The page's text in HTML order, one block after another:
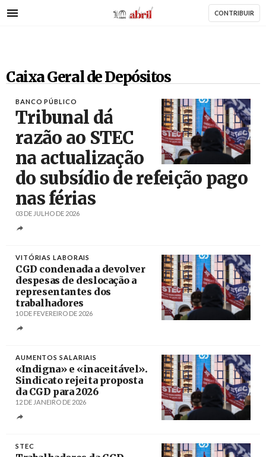
para
AbrilAbril CONTRIBUIR
Caixa Geral de Depósitos
Créditos
Rodrigo Antunes / Agência Lusa
BANCO PÚBLICO
Tribunal dá
razão ao STEC
na actualização
do subsídio de refeição pago
nas férias
03 DE JULHO DE 2026
VITÓRIAS LABORAIS
CGD condenada a devolver
despesas de deslocação a
representantes dos
trabalhadores
10 DE FEVEREIRO DE 2026
AUMENTOS SALARIAIS
«Indigna» e «inaceitável».
Sindicato rejeita proposta
da CGD para 2026
12 DE JANEIRO DE 2026
STEC